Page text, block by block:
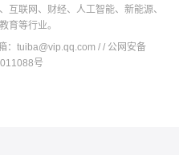
互联网、财经、人工智能、新能源、
育等行业。
tuiba@vip.qq.com / / 公网安备
号